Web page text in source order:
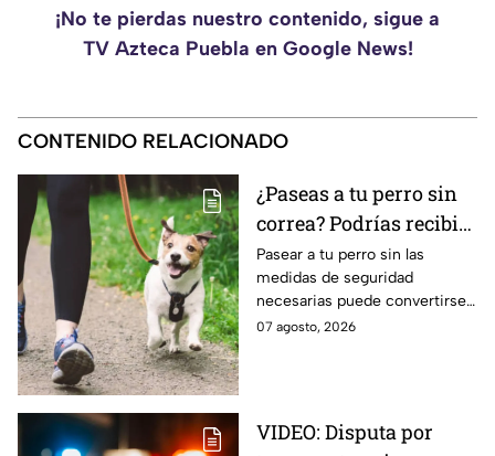
¡No te pierdas nuestro contenido, sigue a
TV Azteca Puebla en Google News!
CONTENIDO RELACIONADO
¿Paseas a tu perro sin
correa? Podrías recibir
una fuerte MULTA
Pasear a tu perro sin las
medidas de seguridad
necesarias puede convertirse
en una infracción en la CDMX,
07 agosto, 2026
VIDEO: Disputa por